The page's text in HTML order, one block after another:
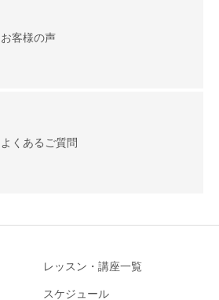
お客様の声
よくあるご質問
レッスン・講座一覧
スケジュール